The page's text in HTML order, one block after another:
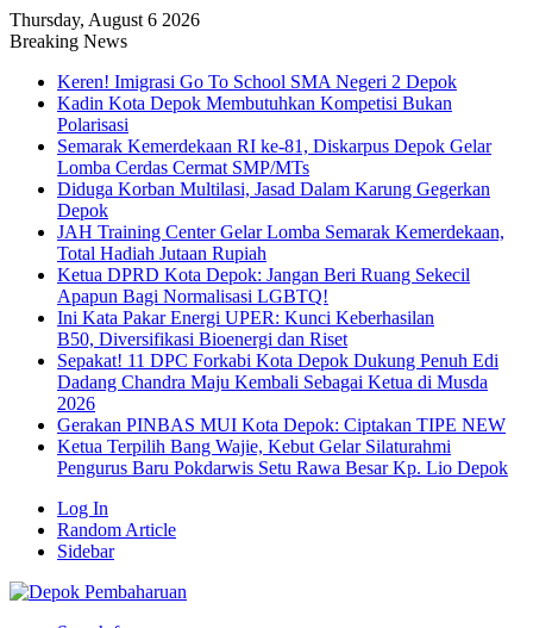
Thursday, August 6 2026
Breaking News
Keren! Imigrasi Go To School SMA Negeri 2 Depok
Kadin Kota Depok Membutuhkan Kompetisi Bukan
Polarisasi
Semarak Kemerdekaan RI ke-81, Diskarpus Depok Gelar
Lomba Cerdas Cermat SMP/MTs
Diduga Korban Multilasi, Jasad Dalam Karung Gegerkan
Depok
JAH Training Center Gelar Lomba Semarak Kemerdekaan,
Total Hadiah Jutaan Rupiah
Ketua DPRD Kota Depok: Jangan Beri Ruang Sekecil
Apapun Bagi Normalisasi LGBTQ!
Ini Kata Pakar Energi UPER: Kunci Keberhasilan
B50, Diversifikasi Bioenergi dan Riset
Sepakat! 11 DPC Forkabi Kota Depok Dukung Penuh Edi
Dadang Chandra Maju Kembali Sebagai Ketua di Musda
2026
Gerakan PINBAS MUI Kota Depok: Ciptakan TIPE NEW
Ketua Terpilih Bang Wajie, Kebut Gelar Silaturahmi
Pengurus Baru Pokdarwis Setu Rawa Besar Kp. Lio Depok
Log In
Random Article
Sidebar